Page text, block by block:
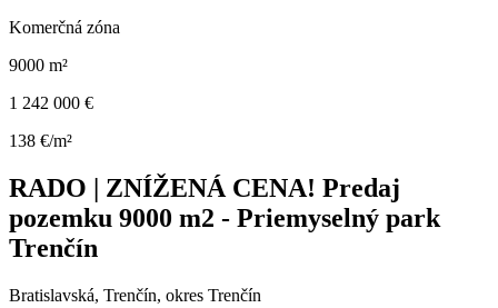
Komerčná zóna
9000 m²
1 242 000 €
138 €/m²
RADO | ZNÍŽENÁ CENA! Predaj
pozemku 9000 m2 - Priemyselný park
Trenčín
Bratislavská, Trenčín, okres Trenčín